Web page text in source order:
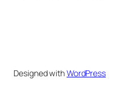
Designed withWordPress